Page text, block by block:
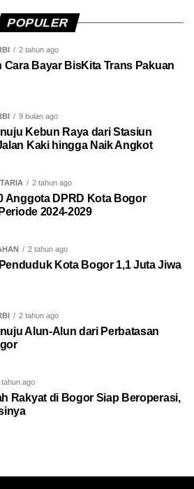
POPULER
2 tahun ago
Cara Bayar BisKita Trans Pakuan
9 bulan ago
Kebun Raya dari Stasiun
Kaki hingga Naik Angkot
2 tahun ago
Anggota DPRD Kota Bogor
2024-2029
2 tahun ago
Kota Bogor 1,1 Juta Jiwa
2 tahun ago
Alun-Alun dari Perbatasan
tahun ago
Rakyat di Bogor Siap Beroperasi,